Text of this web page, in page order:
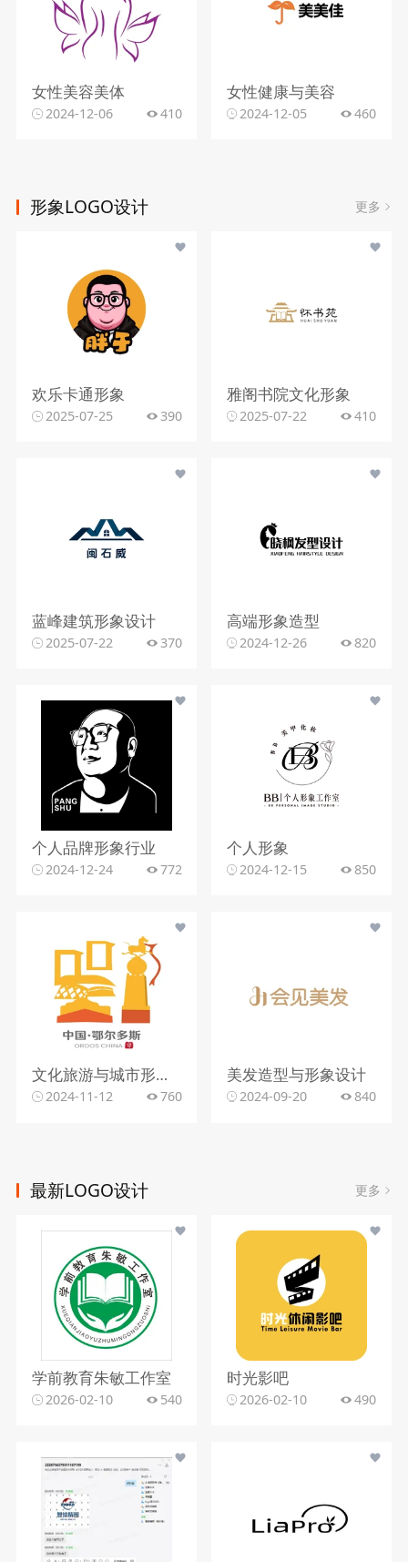
女性美容美体
2024-12-06 410
女性健康与美容
2024-12-05 460
形象LOGO设计 更多
欢乐卡通形象
2025-07-25 390
雅阁书院文化形象
2025-07-22 410
蓝峰建筑形象设计
2025-07-22 370
高端形象造型
2024-12-26 820
个人品牌形象行业
2024-12-24 772
个人形象
2024-12-15 850
文化旅游与城市形象推广
2024-11-12 760
美发造型与形象设计
2024-09-20 840
最新LOGO设计 更多
学前教育朱敏工作室
2026-02-10 540
时光影吧
2026-02-10 490